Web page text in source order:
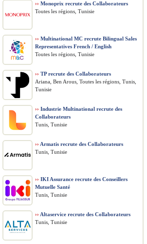
›› Monoprix recrute des Collaborateurs
Toutes les régions, Tunisie
›› Multinational MC recrute Bilingual Sales
Representatives French / English
Toutes les régions, Tunisie
›› TP recrute des Collaborateurs
Ariana, Ben Arous, Toutes les régions, Tunis,
Tunisie
›› Industrie Multinational recrute des
Collaborateurs
Tunis, Tunisie
›› Armatis recrute des Collaborateurs
Tunis, Tunisie
›› IKI Assurance recrute des Conseillers
Mutuelle Santé
Tunis, Tunisie
›› Altaservice recrute des Collaborateurs
Tunis, Tunisie